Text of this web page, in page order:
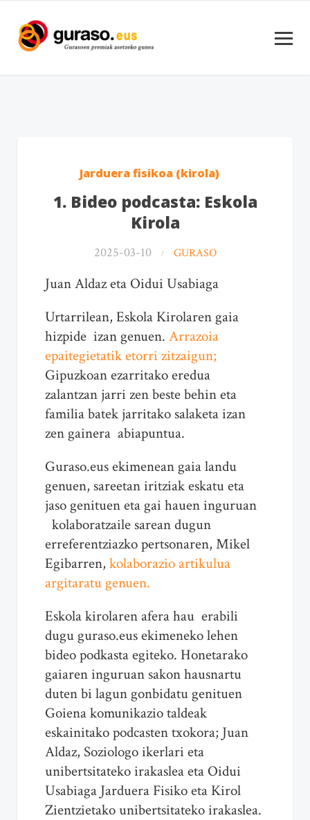
Jarduera fisikoa (kirola)
1. Bideo podcasta: Eskola
Kirola
2025-03-10 GURASO
Juan Aldaz eta Oidui Usabiaga
Urtarrilean, Eskola Kirolaren gaia
hizpide izan genuen. Arrazoia
epaitegietatik etorri zitzaigun;
Gipuzkoan ezarritako eredua
zalantzan jarri zen beste behin eta
familia batek jarritako salaketa izan
zen gainera abiapuntua.
Guraso.eus ekimenean gaia landu
genuen, sareetan iritziak eskatu eta
jaso genituen eta gai hauen inguruan
kolaboratzaile sarean dugun
erreferentziazko pertsonaren, Mikel
Egibarren, kolaborazio artikulua
argitaratu genuen.
Eskola kirolaren afera hau erabili
dugu guraso.eus ekimeneko lehen
bideo podkasta egiteko. Honetarako
gaiaren inguruan sakon hausnartu
duten bi lagun gonbidatu genituen
Goiena komunikazio taldeak
eskainitako podcasten txokora; Juan
Aldaz, Soziologo ikerlari eta
unibertsitateko irakaslea eta Oidui
Usabiaga Jarduera Fisiko eta Kirol
Zientzietako unibertsitateko irakaslea.